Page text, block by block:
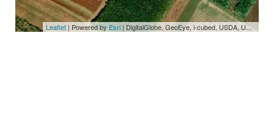
Leaflet | Powered by Esri | DigitalGlobe, GeoEye, i-cubed, USDA, USGS, AEX, Getmapping, Aerogrid, IGN, IGP, swisstopo, and the GIS User Community